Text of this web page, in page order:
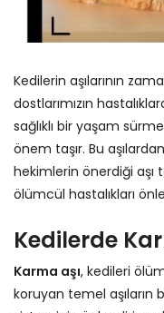
Kedilerin aşılarının
dostlarımızın
sağlıklı bir yaşam
önem taşır. Bu
hekimlerin önerdiği aşı
ölümcül hastalıkları
Kedilerde
Karma aşı, kedileri
koruyan temel aşıların